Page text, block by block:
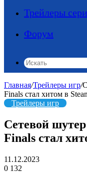
Трейлеры
Форум
Главная/Трейлеры игр/
Finals стал хитом в
Трейлеры игр
Сетевой
Finals стал
11.12.2023
0 132